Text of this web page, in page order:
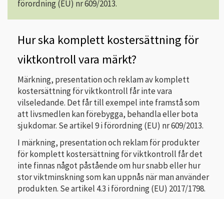
förordning (EU) nr 609/2013.
Hur ska komplett kostersättning för
viktkontroll vara märkt?
Märkning, presentation och reklam av komplett
kostersättning för viktkontroll får inte vara
vilseledande. Det får till exempel inte framstå som
att livsmedlen kan förebygga, behandla eller bota
sjukdomar. Se artikel 9 i förordning (EU) nr 609/2013.
I märkning, presentation och reklam för produkter
för komplett kostersättning för viktkontroll får det
inte finnas något påstående om hur snabb eller hur
stor viktminskning som kan uppnås när man använder
produkten. Se artikel 4.3 i förordning (EU) 2017/1798.